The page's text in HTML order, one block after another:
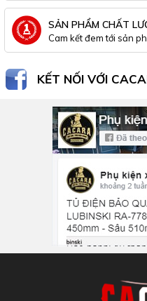
SẢN PHẨM CHẤT
Cam kết đem tới sản
KẾT NỐI VỚI